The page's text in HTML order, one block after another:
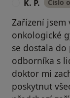
K. P. Číslo
Zařízení jsem
onkologické
se dostala do
odborníka s
doktor mi
poskytnut